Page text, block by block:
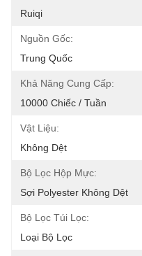
Ruiqi
Nguồn Gốc:
Trung Quốc
Khả Năng Cung Cấp:
10000 Chiếc / Tuần
Vật Liệu:
Không Dệt
Bộ Lọc Hộp Mực:
Sợi Polyester Không Dệt
Bộ Lọc Túi Lọc:
Loại Bộ Lọc